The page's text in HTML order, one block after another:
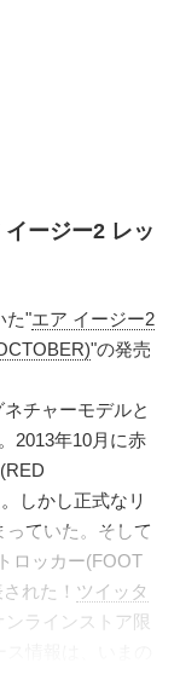
イージー2 レッ
た"エア イージー2
"の発売
チャーモデルと
2013年10月に赤
しかし正式なリ
っていた。そして
ロッカー(FOOT
れた！ ツイッタ
ラインストア限